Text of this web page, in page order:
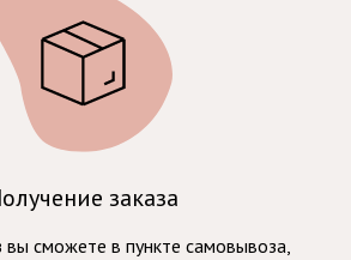
заказа
вы сможете в пункте самовывоза,